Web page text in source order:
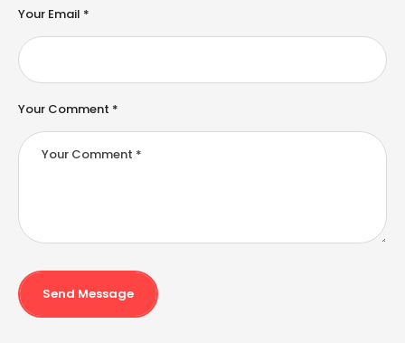
Your Comment *
Your Email *
Send Message
e